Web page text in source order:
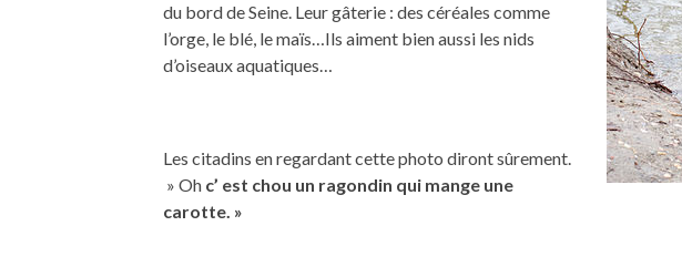
du bord de Seine. Leur gâterie : des céréales comme
l’orge, le blé, le maïs…Ils aiment bien aussi les nids
d’oiseaux aquatiques…
Les citadins en regardant cette photo diront sûrement.
» Oh c’ est chou un ragondin qui mange une
carotte. »